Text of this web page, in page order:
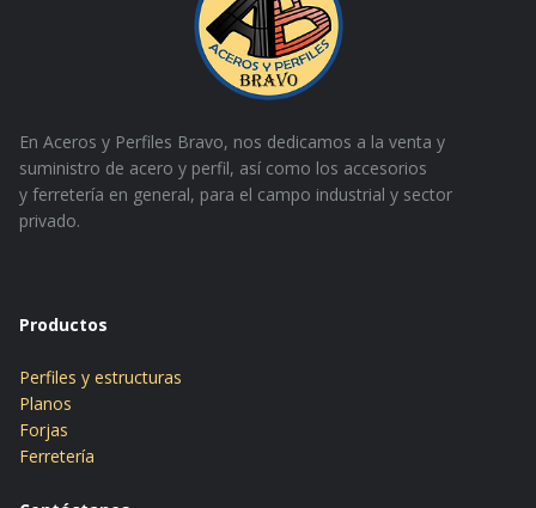
En Aceros y Perfiles Bravo, nos dedicamos a la venta y
suministro de acero y perfil, así como los accesorios
y ferretería en general, para el campo industrial y sector
privado.
Productos
Perfiles y estructuras
Planos
Forjas
Ferretería